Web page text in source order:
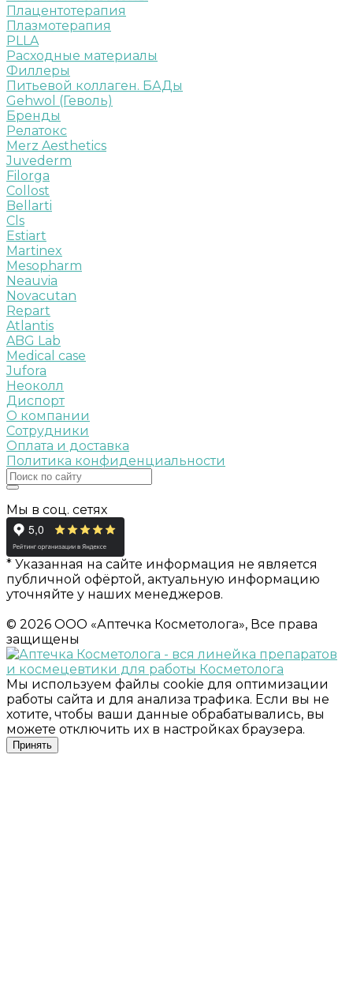
Плацентотерапия
Плазмотерапия
PLLA
Расходные материалы
Филлеры
Питьевой коллаген. БАДы
Gehwol (Геволь)
Бренды
Релатокс
Merz Aesthetics
Juvederm
Filorga
Collost
Bellarti
Cls
Estiart
Martinex
Mesopharm
Neauvia
Novacutan
Repart
Atlantis
ABG Lab
Medical case
Jufora
Неоколл
Диспорт
О компании
Сотрудники
Оплата и доставка
Политика конфиденциальности
Мы в соц. сетях
* Указанная на сайте информация не является
публичной офёртой, актуальную информацию
уточняйте у наших менеджеров.
© 2026 ООО «Аптечка Косметолога», Все права
защищены
Мы используем файлы cookie для оптимизации
работы сайта и для анализа трафика. Если вы не
хотите, чтобы ваши данные обрабатывались, вы
можете отключить их в настройках браузера.
Принять